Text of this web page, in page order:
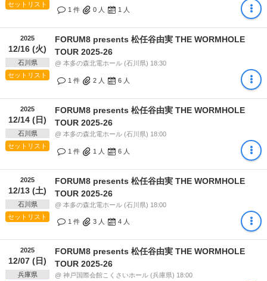
セットリスト
1 件 0 人 1 人
2025
12/16 (火)
石川県
セットリスト
FORUM8 presents 松任谷由実 THE WORMHOLE
TOUR 2025-26
@ 本多の森北電ホール (石川県) 18:30
1 件 2 人 6 人
2025
12/14 (日)
石川県
セットリスト
FORUM8 presents 松任谷由実 THE WORMHOLE
TOUR 2025-26
@ 本多の森北電ホール (石川県) 18:00
1 件 1 人 6 人
2025
12/13 (土)
石川県
セットリスト
FORUM8 presents 松任谷由実 THE WORMHOLE
TOUR 2025-26
@ 本多の森北電ホール (石川県) 18:00
1 件 3 人 4 人
2025
12/07 (日)
兵庫県
FORUM8 presents 松任谷由実 THE WORMHOLE
TOUR 2025-26
@ 神戸国際会館こくさいホール (兵庫県) 18:00